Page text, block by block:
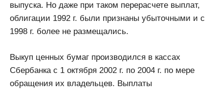
выпуска. Но даже при таком перерасчете выплат,
облигации 1992 г. были признаны убыточными и с
1998 г. более не размещались.
Выкуп ценных бумаг производился в кассах
Сбербанка с 1 октября 2002 г. по 2004 г. по мере
обращения их владельцев. Выплаты